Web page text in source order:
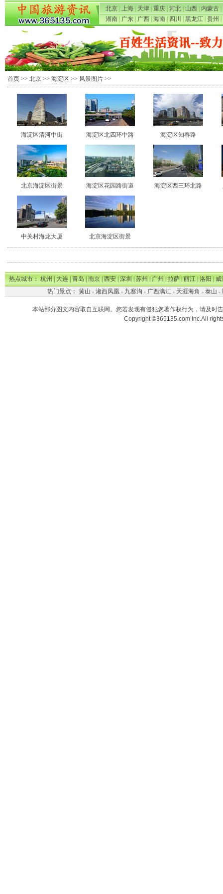
北京 上海 天津 重庆 河北 山西 内蒙古
湖南
广东 广西 海南 四川 黑龙江 贵州
首页 >> 北京 >> 海淀区 >> 风景图片 >>
海淀区清河中街 海淀区北四环中路 海淀区知春路
北京海淀区街景 海淀区花园路街道 海淀区西三环北路
中关村海龙大厦 北京海淀区街景
热点城市：杭州|大连|青岛|南京|西安|深圳|苏州|广州|拉萨|丽江|洛阳|威
热门景点： 黄山 - 湘西凤凰- 九寨沟 - 广西漓江- 天涯海角 - 泰山 -
本站部分图文内容取自互联网。您若发现有侵犯您著作权行为，请及时
Copyright ©365135.com Inc.All